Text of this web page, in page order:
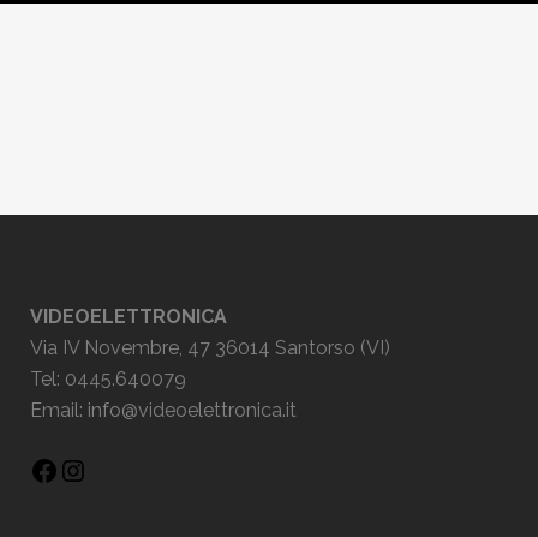
VIDEOELETTRONICA
Via IV Novembre, 47 36014 Santorso (VI)
Tel: 0445.640079
Email: info@videoelettronica.it